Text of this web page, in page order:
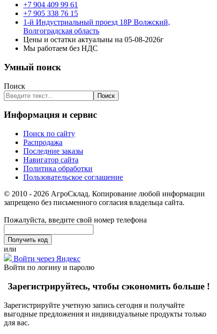
+7 904 409 99 61
+7 905 338 76 15
1-й Индустриальный проезд 18Р Волжский,
Волгоградская область
Цены и остатки актуальны на 05-08-2026г
Мы работаем без НДС
Умный поиск
Поиск
Поиск
Информация и сервис
Поиск по сайту
Распродажа
Последние заказы
Навигатор сайта
Политика обработки
Пользовательское соглашение
© 2010 - 2026 АгроСклад. Копирование любой информации
запрещено без письменного согласия владельца сайта.
Пожалуйста, введите свой номер телефона
или
Войти через Яндекс
Войти по логину и паролю
Зарегистрируйтесь, чтобы сэкономить больше !
Зарегистрируйте учетную запись сегодня и получайте
выгодные предложения и индивидуальные продукты только
для вас.